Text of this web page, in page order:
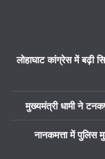
लोहाघाट कांग्रेस में बढ़ी
मुख्यमंत्री धामी ने
नानकमत्ता में पुलिस